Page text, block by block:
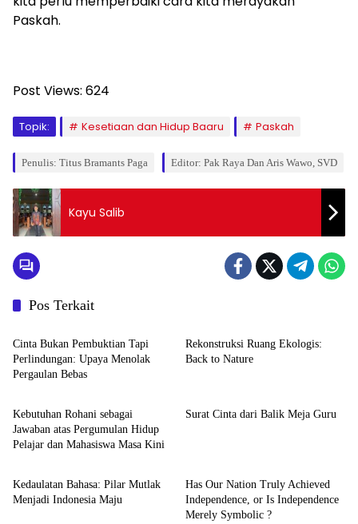
Paskah.
Post Views: 624
Topik: Kesetiaan dan Hidup Baaru Paskah
Penulis: Titus Bramants Paga Editor: Pak Raya Dan Aris Wawo, SVD
Kayu Salib
Pos Terkait
Opini
Cinta Bukan Pembuktian Tapi
Perlindungan: Upaya Menolak
Pergaulan Bebas
Rekonstruksi Ruang Ekologis:
Back to Nature
Opini
Kebutuhan Rohani sebagai
Jawaban atas Pergumulan Hidup
Pelajar dan Mahasiswa Masa Kini
Surat Cinta dari Balik Meja Guru
Opini
Kedaulatan Bahasa: Pilar Mutlak
Menjadi Indonesia Maju
Has Our Nation Truly Achieved
Independence, or Is Independence
Merely Symbolic ?